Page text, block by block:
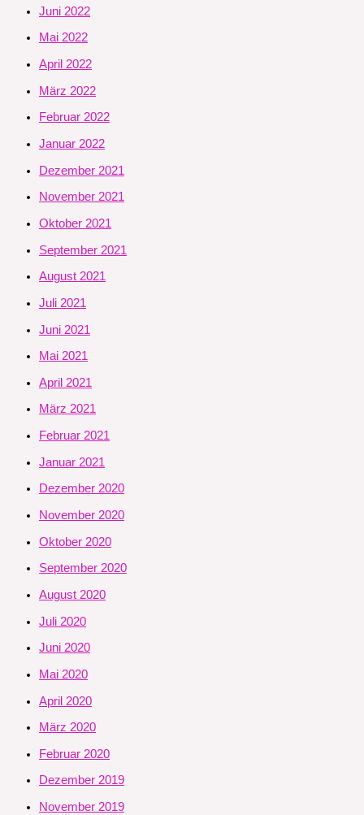
Juni 2022
Mai 2022
April 2022
März 2022
Februar 2022
Januar 2022
Dezember 2021
November 2021
Oktober 2021
September 2021
August 2021
Juli 2021
Juni 2021
Mai 2021
April 2021
März 2021
Februar 2021
Januar 2021
Dezember 2020
November 2020
Oktober 2020
September 2020
August 2020
Juli 2020
Juni 2020
Mai 2020
April 2020
März 2020
Februar 2020
Dezember 2019
November 2019